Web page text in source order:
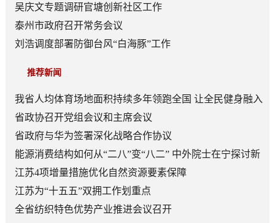
吴庆文专题调研官塘创新社区工作
泰州市政府召开常务会议
刘浩调度部署防御台风“白海豚”工作
推荐新闻
我省人均体育场地面积持续多年领跑全国 让全民健身融入
日常成为风尚
省政协召开党组会议和主席会议
省政府与华为签署深化战略合作协议
能源消费结构如何从“二八”变“八二” 中外院士在宁探讨新
型能源体系建设
江苏4项增量措施优化自然资源要素保障
江苏为“十五五”双拥工作划重点
全省纺织特色优势产业推进会议召开